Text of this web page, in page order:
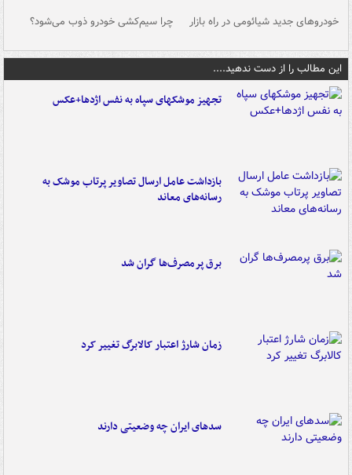
خودروهای جدید شیائومی در راه بازار چرا سیم‌کشی خودرو ذوب می‌شود؟
این مطالب را از دست ندهید....
تجهیز موشکهای سپاه به نفس اژدها+عکس
بازداشت عامل ارسال تصاویر پرتاب موشک به
رسانه‌های معاند
برق پرمصرف‌ها گران شد
زمان شارژ اعتبار کالابرگ تغییر کرد
سدهای ایران چه وضعیتی دارند